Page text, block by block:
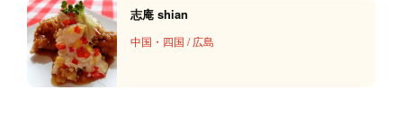
志庵 shian
中国・四国 /広島